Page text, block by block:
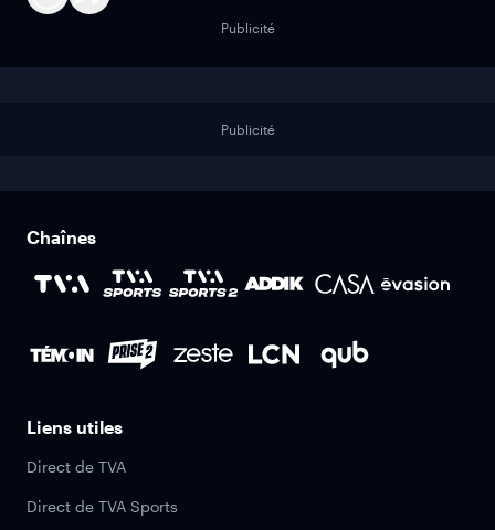
Publicité
Publicité
Chaînes
Liens utiles
Direct de TVA
Direct de TVA Sports